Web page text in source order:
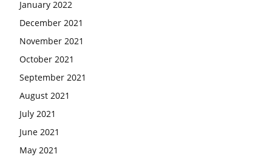
January 2022
December 2021
November 2021
October 2021
September 2021
August 2021
July 2021
June 2021
May 2021